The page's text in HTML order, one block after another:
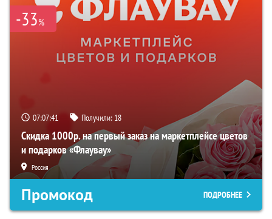
-33%
07:07:40 Получили: 18
Скидка 1000р. на первый заказ на маркетплейсе цветов
и подарков «Флаувау»
Россия
Промокод ПОДРОБНЕЕ